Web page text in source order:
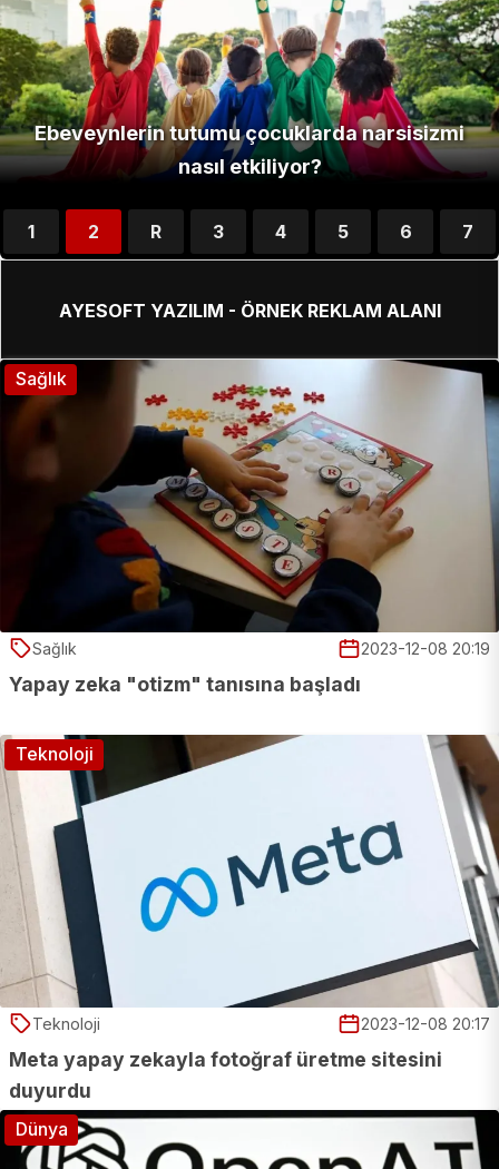
1 2 R 3 4 5 6 7
AYESOFT YAZILIM - ÖRNEK REKLAM ALANI
Sağlık 2023-12-08 20:19
Yapay zeka "otizm" tanısına başladı
Sağlık
Teknoloji 2023-12-08 20:17
Meta yapay zekayla fotoğraf üretme sitesini
duyurdu
Teknoloji
Dünya